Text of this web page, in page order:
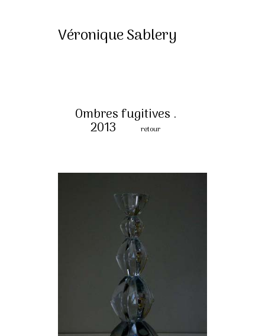
Véronique Sablery
Ombres fugitives .
2013 retour